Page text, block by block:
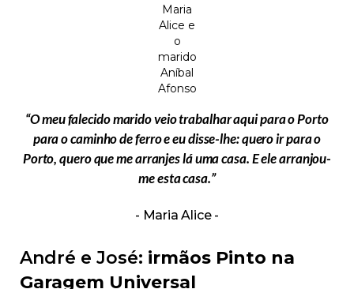
Maria
Alice e
o
marido
Aníbal
Afonso
“O meu falecido marido veio trabalhar aqui para o Porto
para o caminho de ferro e eu disse-lhe: quero ir para o
Porto, quero que me arranjes lá uma casa. E ele arranjou-
me esta casa.”
Maria Alice
André e José: irmãos Pinto na
Garagem Universal